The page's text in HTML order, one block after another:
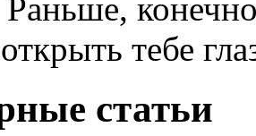
тебе
статьи